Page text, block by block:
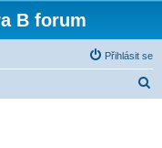
B forum
Přihlásit se